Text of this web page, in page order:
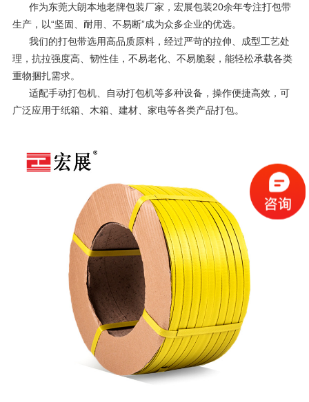
作为东莞大朗本地老牌包装厂家，宏展包装20余年专注打包带
生产，以“坚固、耐用、不易断”成为众多企业的优选。
我们的打包带选用高品质原料，经过严苛的拉伸、成型工艺处
理，抗拉强度高、韧性佳，不易老化、不易脆裂，能轻松承载各类
重物捆扎需求。
适配手动打包机、自动打包机等多种设备，操作便捷高效，可
广泛应用于纸箱、木箱、建材、家电等各类产品打包。